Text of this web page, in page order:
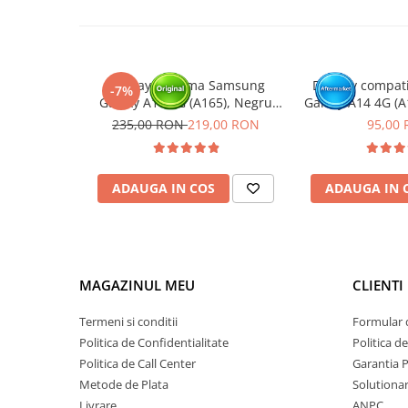
-7%
Display cu rama Samsung
Galaxy A16 4G (A165), Negru
(Original Service Pack)
235,00 RON219,00 RON
ADAUGA IN COS
Display
Galaxy A14 4G
cu
95,00
ADAUGA IN
MAGAZINUL MEU
Termeni si conditii
Politica de Confidentialitate
Politica de Call Center
Metode de Plata
CLIENTI
Formular
Politica
Garantia